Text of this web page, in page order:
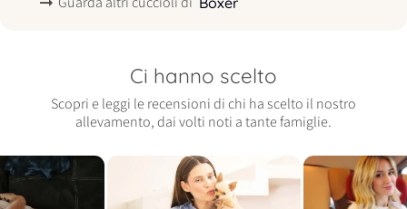
Ci hanno scelto
Scopri e leggi le recensioni di chi ha scelto il nostro
allevamento, dai volti noti a tante famiglie.